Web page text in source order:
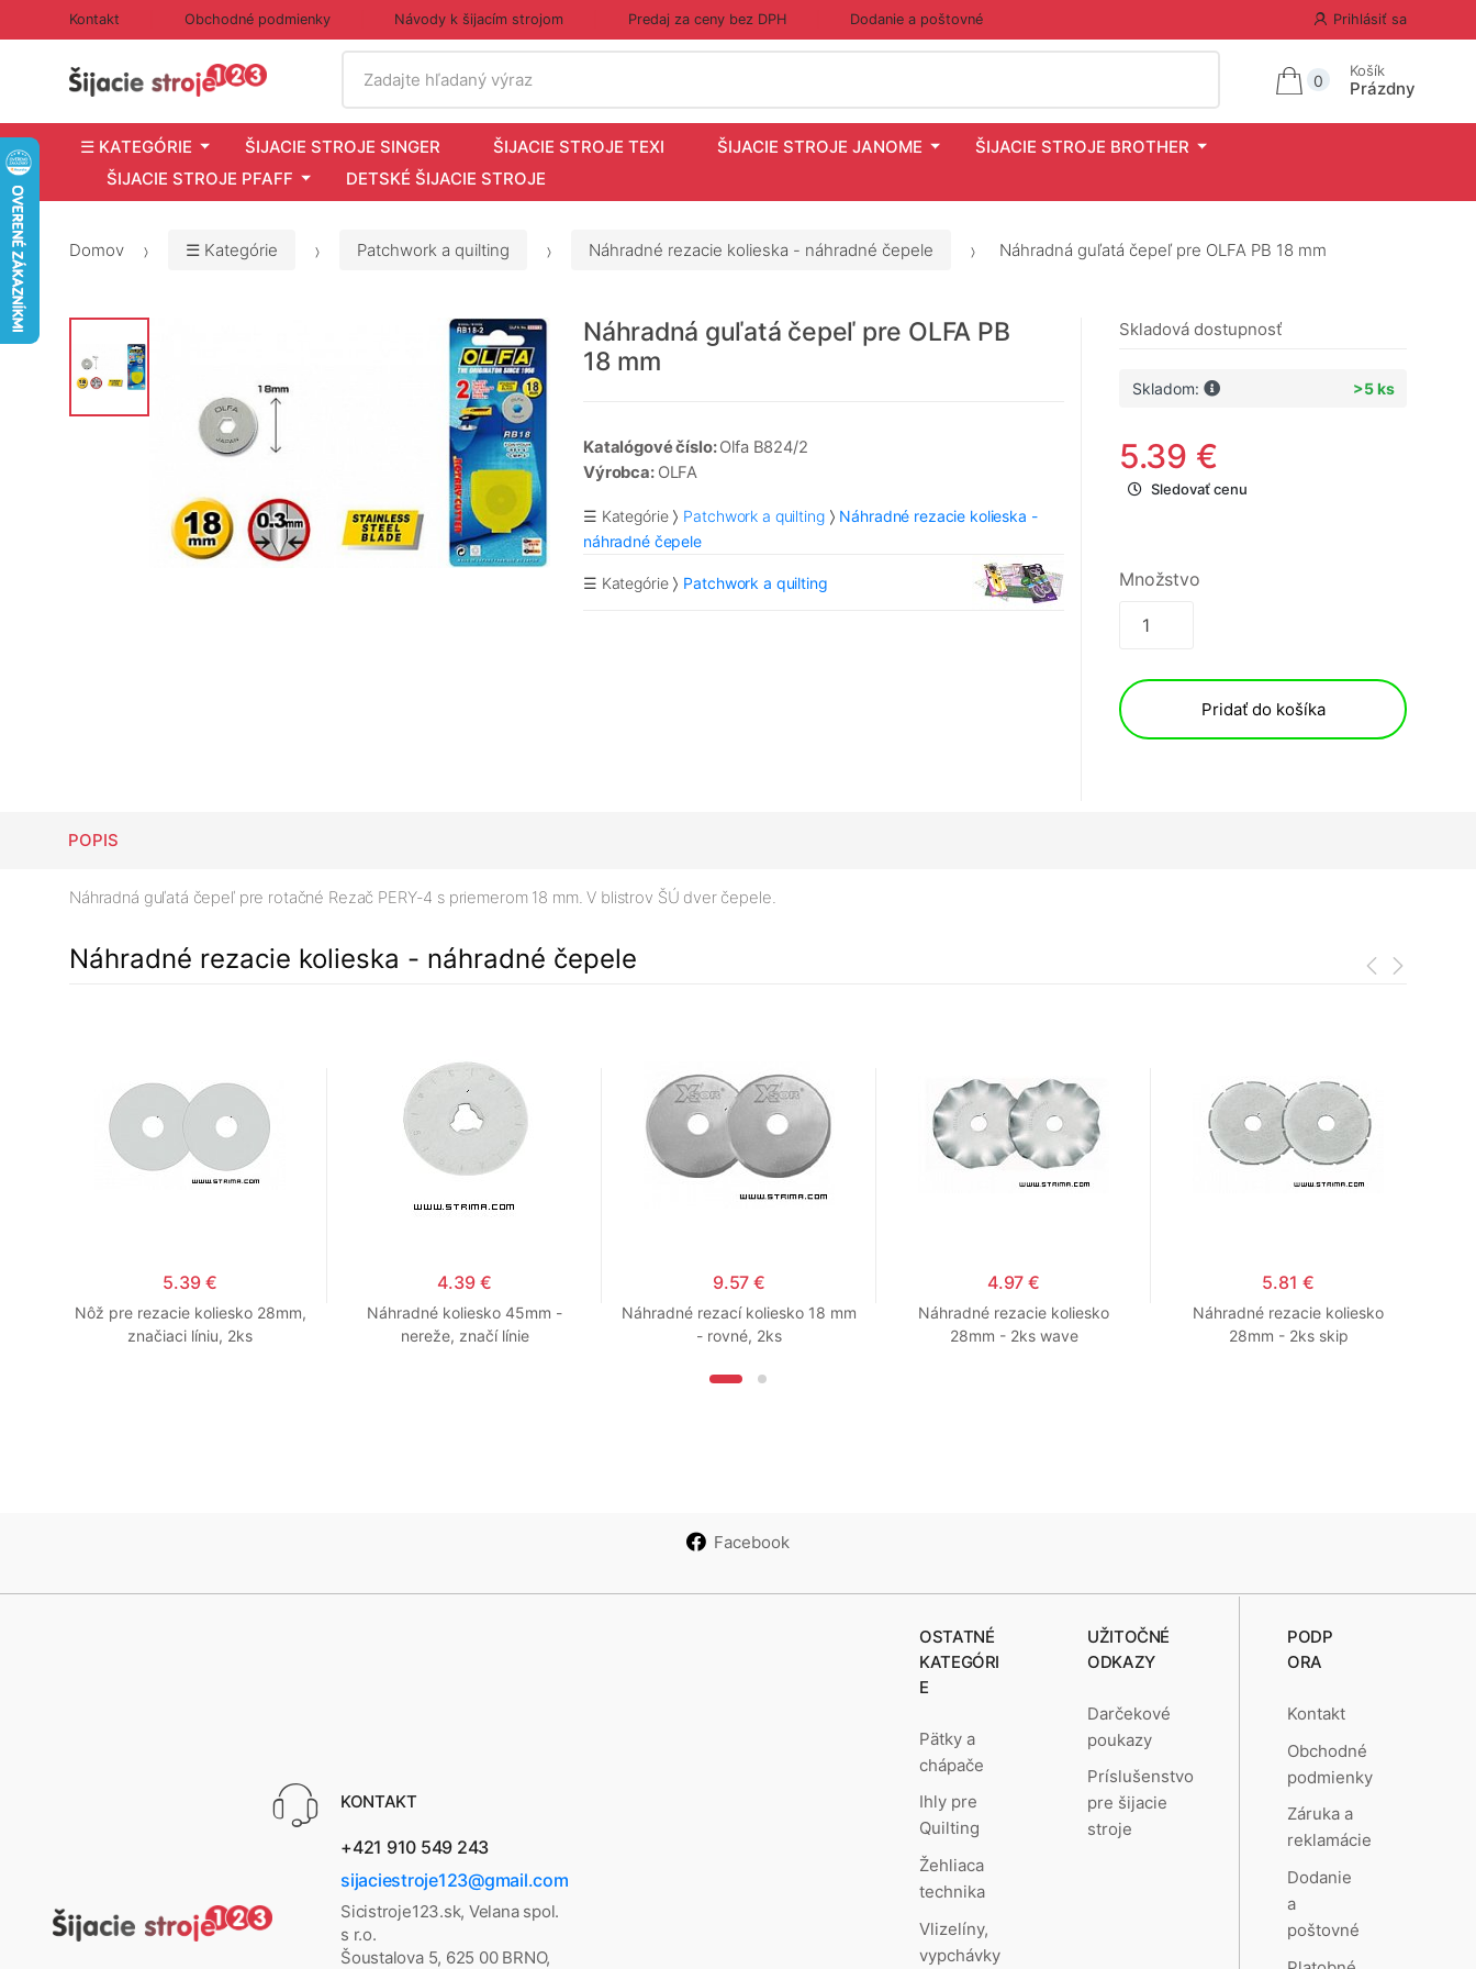
Kontakt Obchodné podmienky Návody k šijacím strojom Predaj za ceny bez DPH Dodanie a poštovné Prihlásiť sa
Zadajte hľadaný výraz
0
Košík
Prázdny
☰ KATEGÓRIE ŠIJACIE STROJE SINGER ŠIJACIE STROJE TEXI ŠIJACIE STROJE JANOME
ŠIJACIE STROJE BROTHER
ŠIJACIE STROJE PFAFF
DETSKÉ ŠIJACIE STROJE
Domov ☰ Kategórie Patchwork a quilting Náhradné rezacie kolieska - náhradné čepele Náhradná guľatá čepeľ pre OLFA PB 18 mm
Náhradná guľatá čepeľ pre OLFA PB
18 mm
Katalógové číslo:Olfa B824/2
Výrobca: OLFA
☰ Kategórie Patchwork a quilting
Náhradné rezacie kolieska -
náhradné čepele
☰ Kategórie Patchwork a quilting
Skladová dostupnosť
Skladom: >5 ks
5.39 €
Sledovať cenu
Množstvo
Pridať do košíka
POPIS
Náhradná guľatá čepeľ pre rotačné Rezač PERY-4 s priemerom 18 mm. V blistrov ŠÚ dver čepele.
Náhradné rezacie kolieska - náhradné čepele
5.39 €
Nôž pre rezacie koliesko 28mm,
značiaci líniu, 2ks
4.39 €
Náhradné koliesko 45mm -
nereže, značí línie
9.57 €
Náhradné rezací koliesko 18 mm
- rovné, 2ks
4.97 €
Náhradné rezacie koliesko
28mm - 2ks wave
5.81 €
Náhradné rezacie koliesko
28mm - 2ks skip
Facebook
KONTAKT
+421 910 549 243
sijaciestroje123@gmail.com
Sicistroje123.sk, Velana spol.
s r.o.
Šoustalova 5, 625 00 BRNO,
OSTATNÉ
KATEGÓRI
E
Pätky a
chápače
Ihly pre
Quilting
Žehliaca
technika
Vlizelíny,
vypchávky
UŽITOČNÉ
ODKAZY
Darčekové
poukazy
Príslušenstvo
pre šijacie
stroje
PODP
ORA
Kontakt
Obchodné
podmienky
Záruka a
reklamácie
Dodanie
a
poštovné